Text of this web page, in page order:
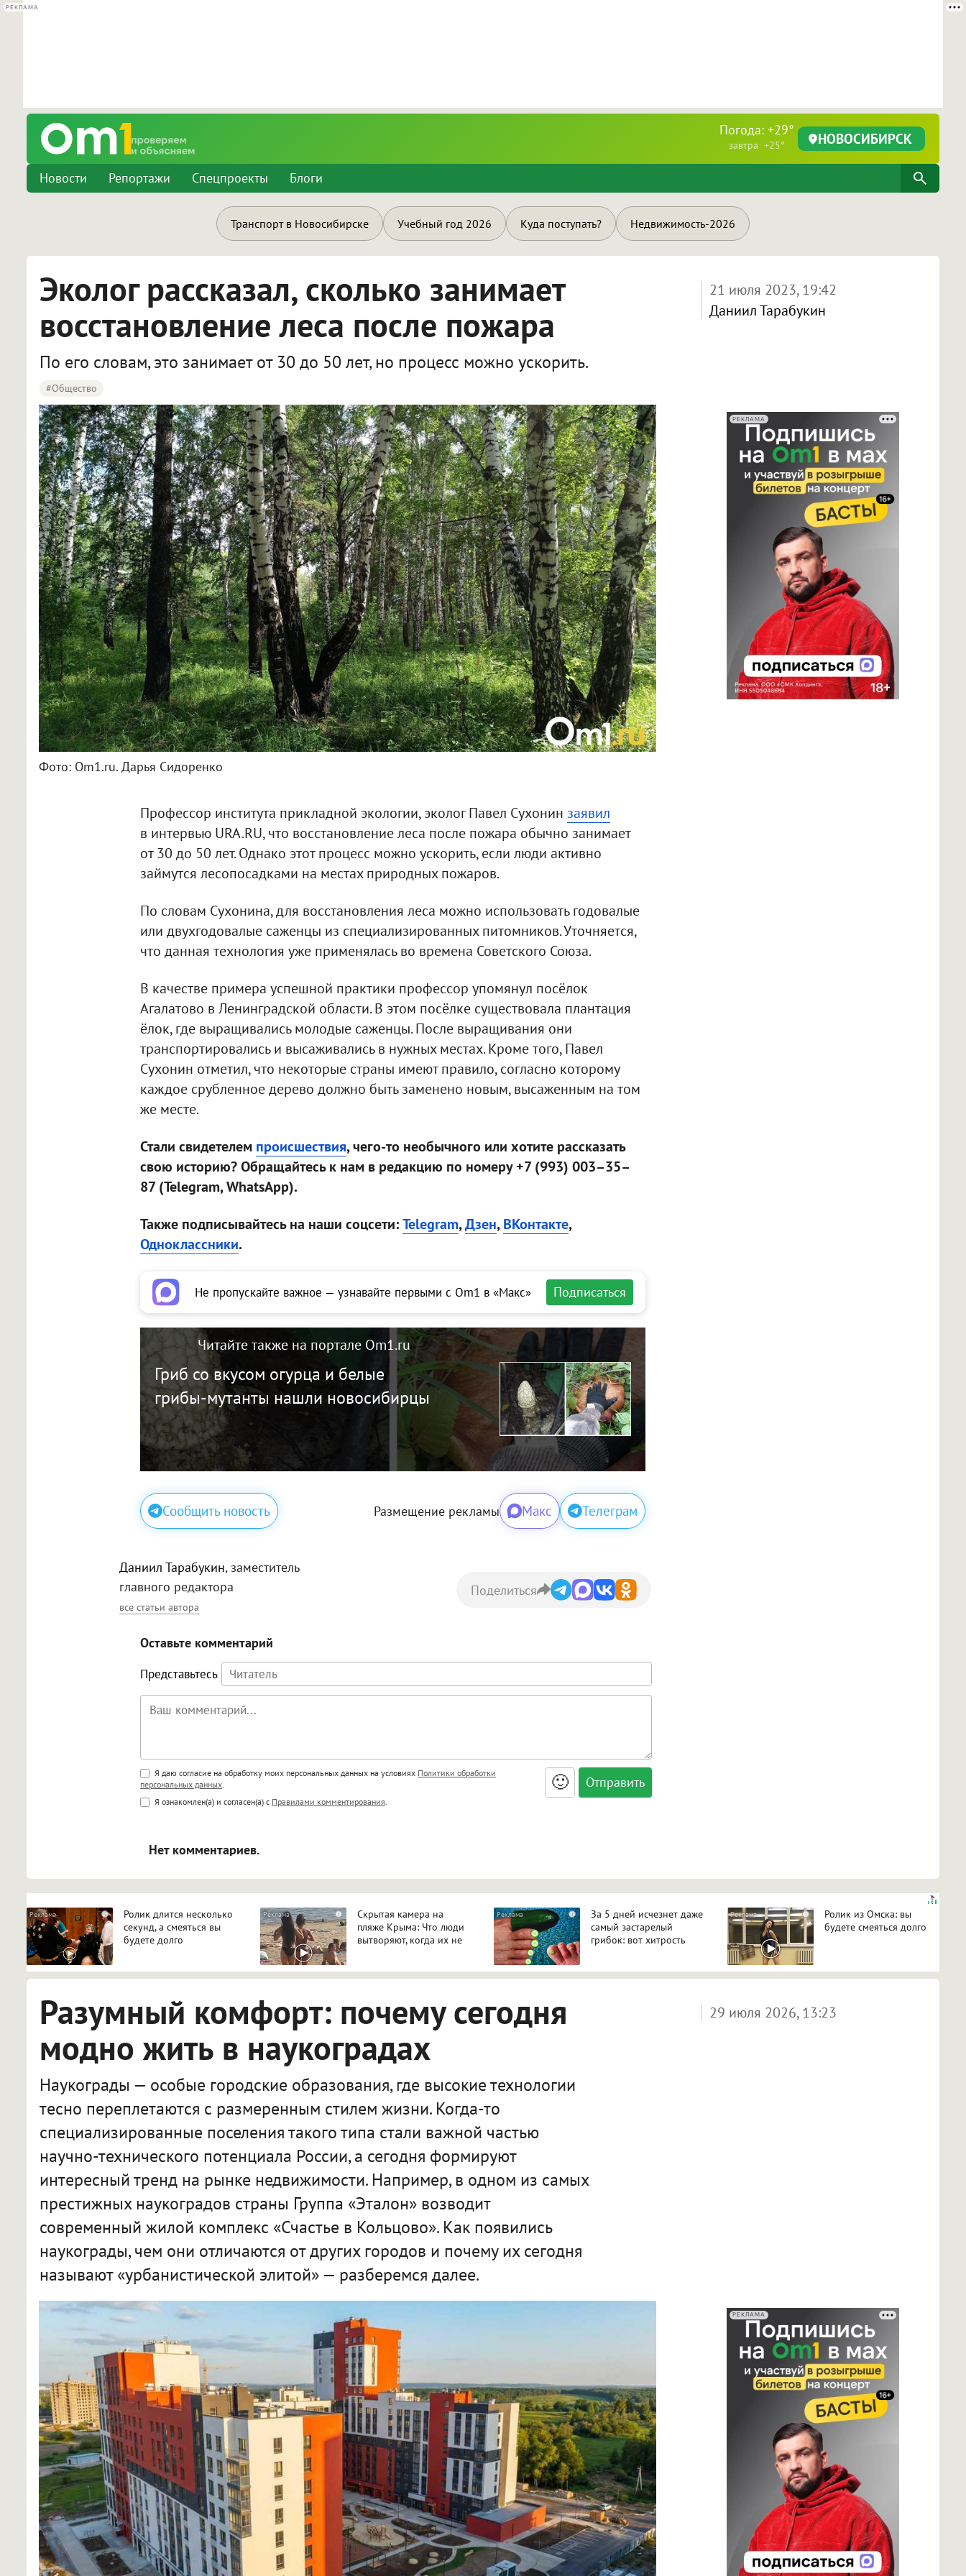
РЕКЛАМА
Погода: +29°
завтра +25° НОВОСИБИРСК
Новости Репортажи Спецпроекты Блоги
Транспорт в Новосибирске Учебный год 2026 Куда поступать? Недвижимость-2026
Эколог рассказал, сколько занимает
восстановление леса после пожара
По его словам, это занимает от 30 до 50 лет, но процесс можно ускорить.
#Общество
21 июля 2023, 19:42
Даниил Тарабукин
РЕКЛАМА
Фото: Om1.ru. Дарья Сидоренко
Профессор института прикладной экологии, эколог Павел Сухонин заявил
в интервью URA.RU, что восстановление леса после пожара обычно занимает
от 30 до 50 лет. Однако этот процесс можно ускорить, если люди активно
займутся лесопосадками на местах природных пожаров.
По словам Сухонина, для восстановления леса можно использовать годовалые
или двухгодовалые саженцы из специализированных питомников. Уточняется,
что данная технология уже применялась во времена Советского Союза.
В качестве примера успешной практики профессор упомянул посёлок
Агалатово в Ленинградской области. В этом посёлке существовала плантация
ёлок, где выращивались молодые саженцы. После выращивания они
транспортировались и высаживались в нужных местах. Кроме того, Павел
Сухонин отметил, что некоторые страны имеют правило, согласно которому
каждое срубленное дерево должно быть заменено новым, высаженным на том
же месте.
Стали свидетелем происшествия, чего-то необычного или хотите рассказать
свою историю? Обращайтесь к нам в редакцию по номеру +7 (993) 003–35–
87 (Telegram, WhatsApp).
Также подписывайтесь на наши соцсети:Telegram,Дзен,ВКонтакте,
Одноклассники.
Не пропускайте важное — узнавайте первыми с Om1 в «Макс» Подписаться
Читайте также на портале Om1.ru
Гриб со вкусом огурца и белые
грибы-мутанты нашли новосибирцы
Сообщить новость Размещение рекламы Макс Телеграм
Даниил Тарабукин, заместитель
главного редактора
все статьи автора
Поделиться
Оставьте комментарий
Представьтесь
Поддержка HTML
<b>, <strong>, <u>, <i>, <em>, <s>, <big>, <small>, <sup>, <sub>, <pre>, <ul>, <ol>, <li>,
<blockquote>, <code> экранирует HTML, адреса URL автоматически становятся ссылками, и
Я даю согласие на обработку моих персональных данных на условиях Политики обработки
персональных данных.
Я ознакомлен(а) и согласен(а) с Правилами комментирования.
🙂
Нет комментариев.
i
Ролик длится несколько
секунд, а смеяться вы
будете долго
i
Скрытая камера на
пляже Крыма: Что люди
вытворяют, когда их не
i
За 5 дней исчезнет даже
самый застарелый
грибок: вот хитрость
i
Ролик из Омска: вы
будете смеяться долго
Разумный комфорт: почему сегодня
модно жить в наукоградах
Наукограды — особые городские образования, где высокие технологии
тесно переплетаются с размеренным стилем жизни. Когда-то
специализированные поселения такого типа стали важной частью
научно-технического потенциала России, а сегодня формируют
интересный тренд на рынке недвижимости. Например, в одном из самых
престижных наукоградов страны Группа «Эталон» возводит
современный жилой комплекс «Счастье в Кольцово». Как появились
наукограды, чем они отличаются от других городов и почему их сегодня
называют «урбанистической элитой» — разберемся далее.
29 июля 2026, 13:23
РЕКЛАМА